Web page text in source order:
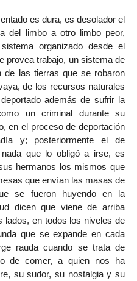
es dura, es desolador el
del limbo a otro limbo peor,
organizado desde el
provea trabajo, un sistema de
de las tierras que se robaron
de los recursos naturales
además de sufrir la
un criminal durante su
en el proceso de deportación
y; posteriormente el de
que lo obligó a irse, es
hermanos los mismos que
que envían las masas de
se fueron huyendo en la
dicen que viene de arriba
lados, en todos los niveles de
que se expande en cada
rauda cuando se trata de
de comer, a quien nos ha
su sudor, su nostalgia y su